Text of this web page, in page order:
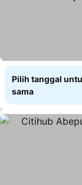
Pilih tanggal
sama